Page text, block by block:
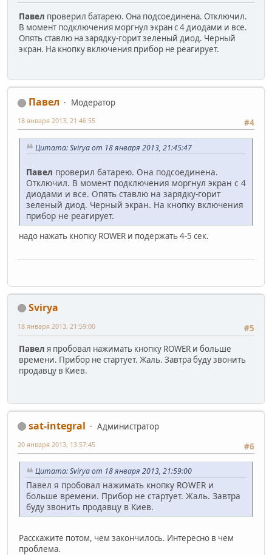
Павел проверил батарею. Она подсоединена. Отключил.
В момент подключения моргнул экран с 4 диодами и все.
Опять ставлю на зарядку-горит зеленый диод. Черный
экран. На кнопку включения прибор не реагирует.
Павел
Модератор
#4
18 января 2013, 21:46:55
Цитата: Svirya от 18 января 2013, 21:45:47
Павел проверил батарею. Она подсоединена.
Отключил. В момент подключения моргнул экран с 4
диодами и все. Опять ставлю на зарядку-горит
зеленый диод. Черный экран. На кнопку включения
прибор не реагирует.
надо нажать кнопку ROWER и подержать 4-5 сек.
Svirya
#5
18 января 2013, 21:59:00
Павел я пробовал нажимать кнопку ROWER и больше
времени. Прибор не стартует. Жаль. Завтра буду звонить
продавцу в Киев.
sat-integral
Администратор
#6
20 января 2013, 13:57:45
Цитата: Svirya от 18 января 2013, 21:59:00
Павел я пробовал нажимать кнопку ROWER и
больше времени. Прибор не стартует. Жаль. Завтра
буду звонить продавцу в Киев.
Расскажите потом, чем закончилось. Интересно в чем
проблема.